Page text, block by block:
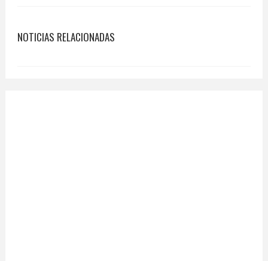
NOTICIAS RELACIONADAS